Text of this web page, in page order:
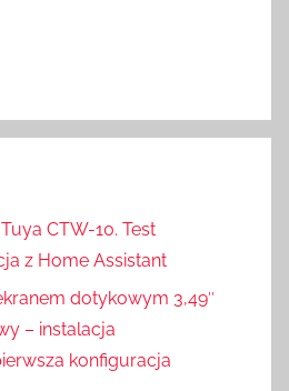
CTW-10. Test
z Home Assistant
dotykowym 3,49″
– instalacja
konfiguracja